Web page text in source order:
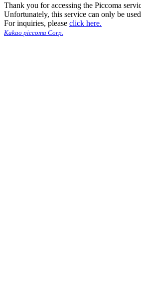
Thank you for accessing the Piccoma
Unfortunately, this service can only be
For inquiries, please click here.
Kakao piccoma Corp.